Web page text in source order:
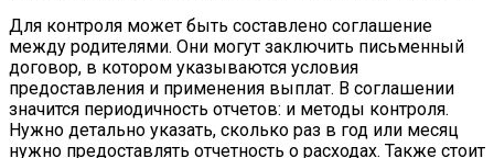
Для контроля может быть составлено соглашение
между родителями. Они могут заключить письменный
договор, в котором указываются условия
предоставления и применения выплат. В соглашении
значится периодичность отчетов: и методы контроля.
Нужно детально указать, сколько раз в год или месяц
нужно предоставлять отчетность о расходах. Также стоит